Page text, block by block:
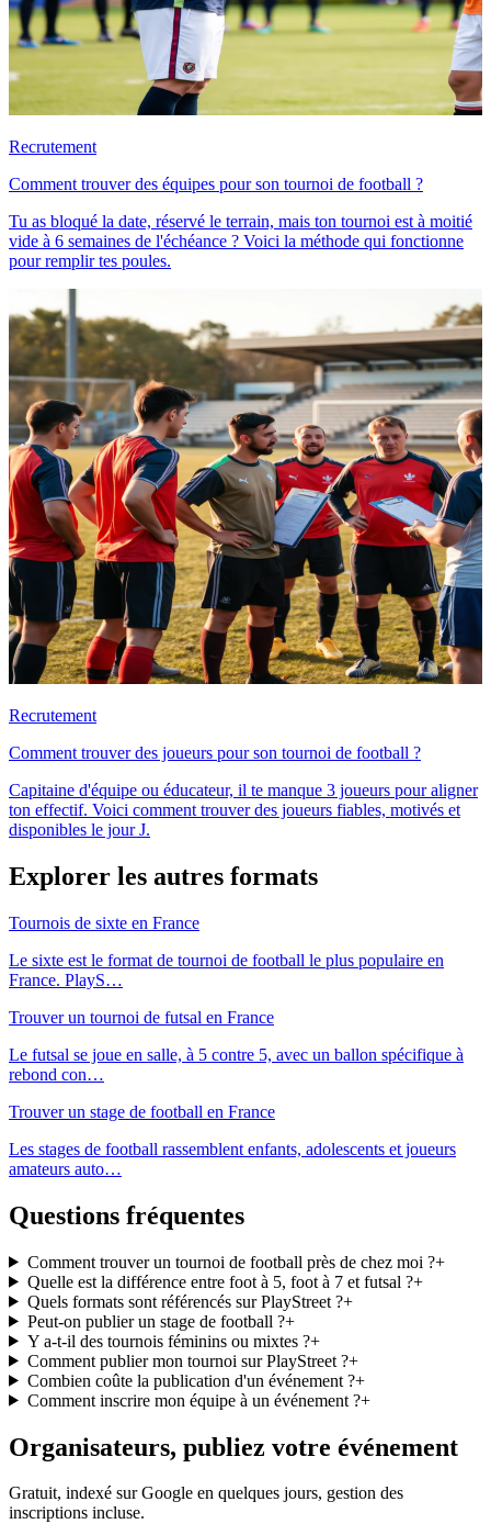
Recrutement
Comment trouver des équipes pour son tournoi de football ?
Tu as bloqué la date, réservé le terrain, mais ton tournoi est à moitié
vide à 6 semaines de l'échéance ? Voici la méthode qui fonctionne
pour remplir tes poules.
Recrutement
Comment trouver des joueurs pour son tournoi de football ?
Capitaine d'équipe ou éducateur, il te manque 3 joueurs pour aligner
ton effectif. Voici comment trouver des joueurs fiables, motivés et
disponibles le jour J.
Explorer les autres formats
Tournois de sixte en France
Le sixte est le format de tournoi de football le plus populaire en
France. PlayS…
Trouver un tournoi de futsal en France
Le futsal se joue en salle, à 5 contre 5, avec un ballon spécifique à
rebond con…
Trouver un stage de football en France
Les stages de football rassemblent enfants, adolescents et joueurs
amateurs auto…
Questions fréquentes
Comment trouver un tournoi de football près de chez moi ?+
Quelle est la différence entre foot à 5, foot à 7 et futsal ?+
Quels formats sont référencés sur PlayStreet ?+
Peut-on publier un stage de football ?+
Y a-t-il des tournois féminins ou mixtes ?+
Comment publier mon tournoi sur PlayStreet ?+
Combien coûte la publication d'un événement ?+
Comment inscrire mon équipe à un événement ?+
Organisateurs, publiez votre événement
Gratuit, indexé sur Google en quelques jours, gestion des
inscriptions incluse.